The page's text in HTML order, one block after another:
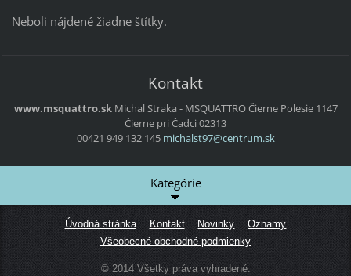
Neboli nájdené žiadne štítky.
Kontakt
www.msquattro.sk Michal Straka - MSQUATTROČierne Polesie 1147
Čierne pri Čadci 02313
00421 949 132 145 michalst97@centrum.sk
Kategórie
Úvodná stránka Kontakt Novinky
Oznamy
Všeobecné obchodné podmienky
© 2014 Všetky práva vyhradené.